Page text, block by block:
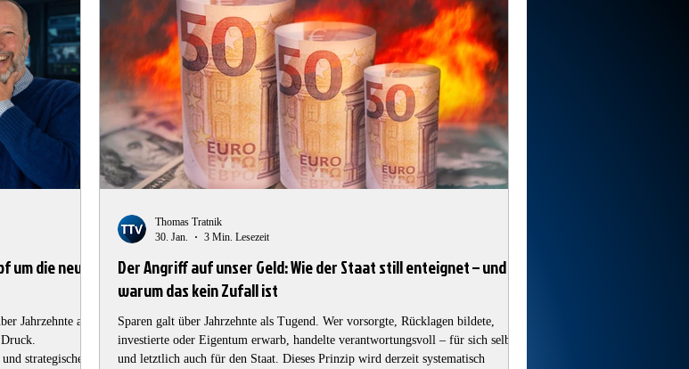
die neue
Jahrzehnte als
strategische
Der Angriff auf unser Geld: Wie der Staat still enteignet – und
warum das kein Zufall ist
Sparen galt über Jahrzehnte als Tugend. Wer vorsorgte, Rücklagen bildete,
investierte oder Eigentum erwarb, handelte verantwortungsvoll – für sich selbst
und letztlich auch für den Staat. Dieses Prinzip wird derzeit systematisch
Thomas Tratnik
30. Jan.
3 Min. Lesezeit